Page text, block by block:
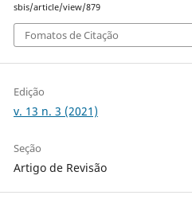
sbis/article/view/879
Fomatos de Citação
Edição
v. 13 n. 3 (2021)
Seção
Artigo de Revisão